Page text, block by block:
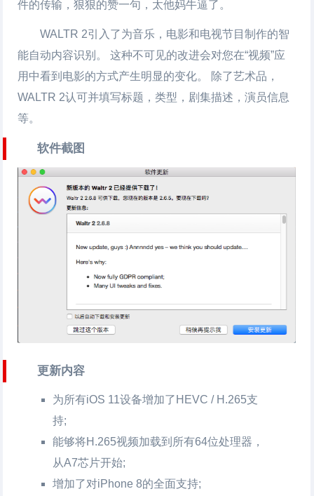
件的传输，狠狠的赞一句，太他妈牛逼了。
WALTR 2引入了为音乐，电影和电视节目制作的智
能自动内容识别。 这种不可见的改进会对您在“视频”应
用中看到电影的方式产生明显的变化。 除了艺术品，
WALTR 2认可并填写标题，类型，剧集描述，演员信息
等。
软件截图
更新内容
为所有iOS 11设备增加了HEVC / H.265支
持;
能够将H.265视频加载到所有64位处理器，
从A7芯片开始;
增加了对iPhone 8的全面支持;